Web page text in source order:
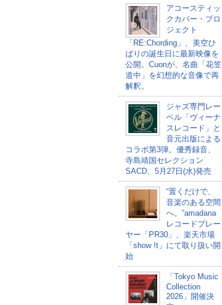
アコースティッ
クカバー・プロ
ジェクト
「RE:Chording」、美空ひ
ばりの誕生日に最新映像を
公開。Cuonが、名曲「花笠
道中」を幻想的な音像で再
解釈。
ジャズ専門レー
ベル「ヴィーナ
スレコード」と
音元出版による
コラボ第3弾。優秀録音、
寺島靖国セレクション
SACD、5月27日(水)発売
“置くだけで、
音楽のある空間
へ。”amadana
レコードプレー
ヤー「PR30」、楽天市場
「show !t」にて取り扱い開
始
「Tokyo Music
Collection
2026」開催決